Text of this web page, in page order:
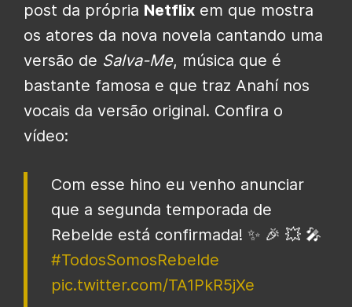
post da própria Netflix em que mostra
os atores da nova novela cantando uma
versão de Salva-Me, música que é
bastante famosa e que traz Anahí nos
vocais da versão original. Confira o
vídeo:
Com esse hino eu venho anunciar
que a segunda temporada de
Rebelde está confirmada! ✨ 🎉 💥 🎤
#TodosSomosRebelde
pic.twitter.com/TA1PkR5jXe